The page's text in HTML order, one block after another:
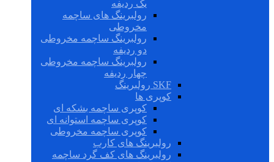
یک ردیفه
رولبرینگ های ساچمه
مخروطی
رولبرینگ ساچمه مخروطی
دو ردیفه
رولبرینگ ساچمه مخروطی
چهار ردیفه
SKF رولبرینگ
کوپری ها
کوپری ساچمه بشکه ای
کوپری ساچمه استوانه ای
کوپری ساچمه مخروطی
رولبرینگ های کارب
رولبرینگ های کف گرد ساچمه